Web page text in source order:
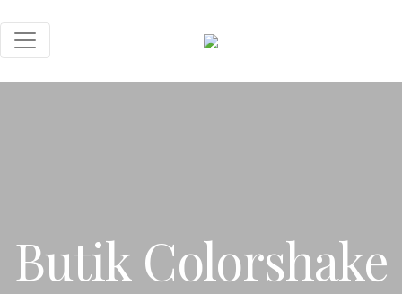
Butik Colorshake